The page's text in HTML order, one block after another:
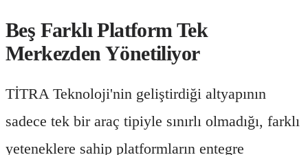
Beş Farklı Platform Tek
Merkezden Yönetiliyor
TİTRA Teknoloji'nin geliştirdiği altyapının
sadece tek bir araç tipiyle sınırlı olmadığı, farklı
yeteneklere sahip platformların entegre